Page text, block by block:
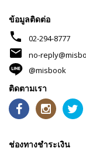
ข้อมูลติดต่อ
phone 02-294-8777
mail
no-
@misbook
ติดตามเรา
ช่องทางชำระเงิน